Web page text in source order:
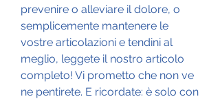
prevenire o alleviare il dolore, o
semplicemente mantenere le
vostre articolazioni e tendini al
meglio, leggete il nostro articolo
completo! Vi prometto che non ve
ne pentirete. E ricordate: è solo con